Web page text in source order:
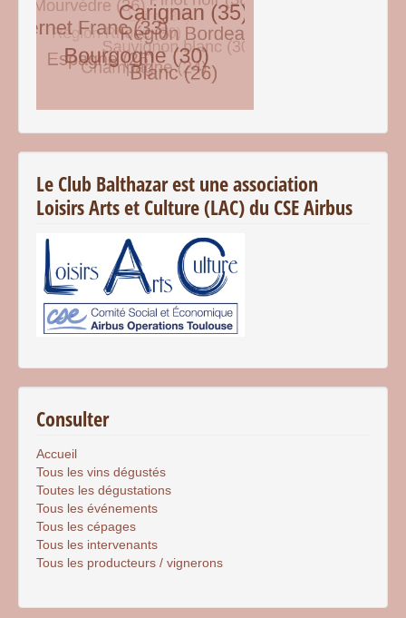
Le Club Balthazar est une association
Loisirs Arts et Culture (LAC) du CSE Airbus
Consulter
Accueil
Tous les vins dégustés
Toutes les dégustations
Tous les événements
Tous les cépages
Tous les intervenants
Tous les producteurs / vignerons